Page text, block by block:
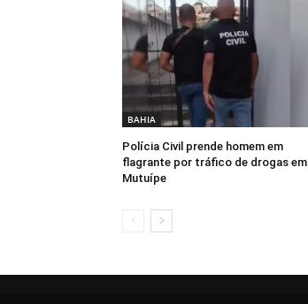
BAHIA
Polícia Civil prende homem em
flagrante por tráfico de drogas em
Mutuípe